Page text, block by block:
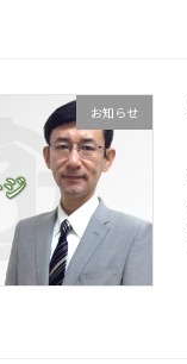
お知らせ